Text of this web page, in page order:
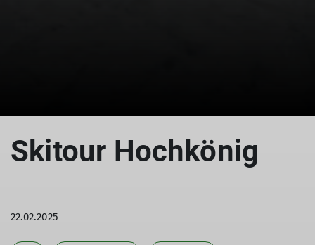
Skitour Hochkönig
22.02.2025